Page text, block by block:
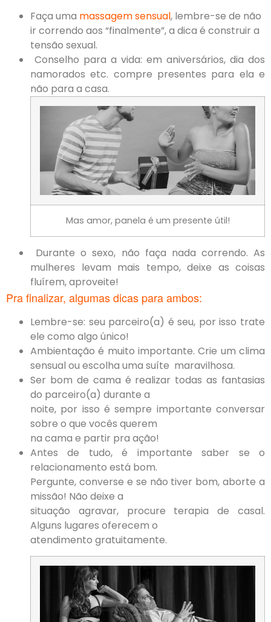
Faça uma massagem sensual, lembre-se de não
ir correndo aos “finalmente”, a dica é construir a
tensão sexual.
Conselho para a vida: em aniversários, dia dos
namorados etc. compre presentes para ela e
não para a casa.
Mas amor, panela é um presente útil!
Durante o sexo, não faça nada correndo. As
mulheres levam mais tempo, deixe as coisas
fluírem, aproveite!
Pra finalizar, algumas dicas para ambos:
Lembre-se: seu parceiro(a) é seu, por isso trate
ele como algo único!
Ambientação é muito importante. Crie um clima
sensual ou escolha uma suíte maravilhosa.
Ser bom de cama é realizar todas as fantasias
do parceiro(a) durante a
noite, por isso é sempre importante conversar
sobre o que vocês querem
na cama e partir pra ação!
Antes de tudo, é importante saber se o
relacionamento está bom.
Pergunte, converse e se não tiver bom, aborte a
missão! Não deixe a
situação agravar, procure terapia de casal.
Alguns lugares oferecem o
atendimento gratuitamente.